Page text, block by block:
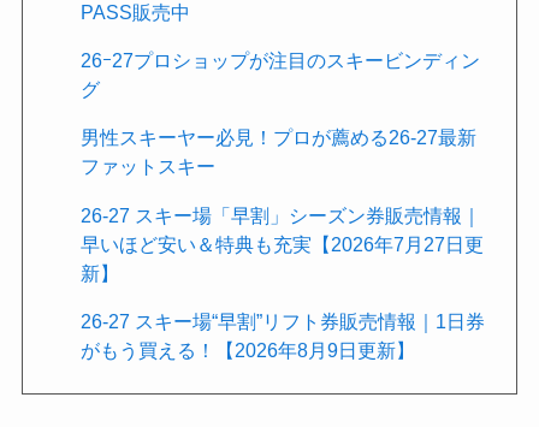
PASS販売中
26ｰ27プロショップが注目のスキービンディン
グ
男性スキーヤー必見！プロが薦める26-27最新
ファットスキー
26-27 スキー場「早割」シーズン券販売情報｜
早いほど安い＆特典も充実【2026年7月27日更
新】
26-27 スキー場“早割”リフト券販売情報｜1日券
がもう買える！【2026年8月9日更新】